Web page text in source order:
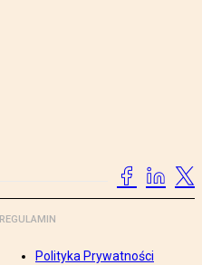
REGULAMIN
Polityka Prywatności